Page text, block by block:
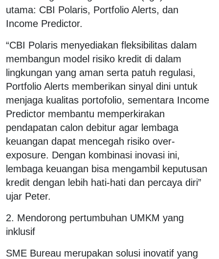
utama: CBI Polaris, Portfolio Alerts, dan
Income Predictor.
“CBI Polaris menyediakan fleksibilitas dalam
membangun model risiko kredit di dalam
lingkungan yang aman serta patuh regulasi,
Portfolio Alerts memberikan sinyal dini untuk
menjaga kualitas portofolio, sementara Income
Predictor membantu memperkirakan
pendapatan calon debitur agar lembaga
keuangan dapat mencegah risiko over-
exposure. Dengan kombinasi inovasi ini,
lembaga keuangan bisa mengambil keputusan
kredit dengan lebih hati-hati dan percaya diri”
ujar Peter.
2. Mendorong pertumbuhan UMKM yang
inklusif
SME Bureau merupakan solusi inovatif yang